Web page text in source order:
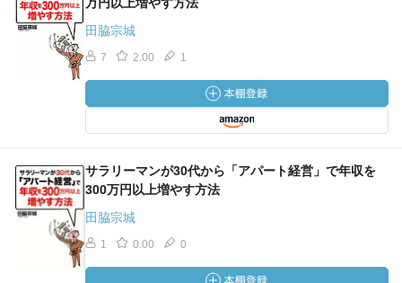
田脇宗城
7 2.00 1
サラリーマンが30代から「アパート経営」で年収を
300万円以上増やす方法
田脇宗城
1 0.00 0